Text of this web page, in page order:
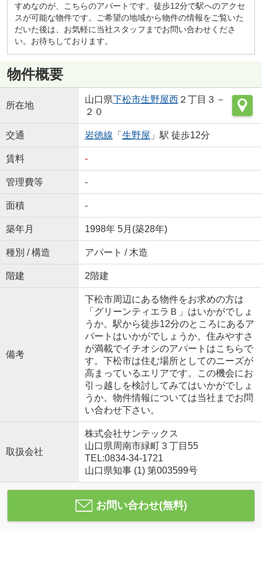
すめなのが、こちらのアパートです。徒歩12分で駅へのアクセ
スが可能な物件です。ご希望の地域から物件の情報をご覧いた
だいた後は、お気軽に当社スタッフまでお問い合わせくださ
い。お待ちしております。
物件概要
所在地
山口県下松市生野屋西２丁目３－
２０
交通 岩徳線 「 生野屋 」駅 徒歩12分
賃料 -
管理費等 -
面積 -
築年月 1998年 5月(築28年)
種別 / 構造 アパート / 木造
階建 2階建
備考
下松市周辺にある物件をお求めの方は
「グリーンティエラＢ」はいかがでしょ
うか。駅から徒歩12分のところにあるア
パートはいかがでしょうか。住みやすさ
が満載でイチオシのアパートはこちらで
す。下松市は住む場所としてのニーズが
高まっているエリアです。この機会にお
引っ越しを検討してみてはいかがでしょ
うか。物件情報については当社までお問
い合わせ下さい。
取扱会社
株式会社サンテックス
山口県周南市緑町３丁目55
TEL:0834-34-1721
山口県知事 (1) 第003599号
お問い合わせ(無料)